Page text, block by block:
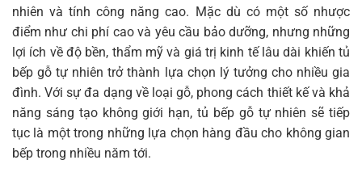
nhiên và tính công năng cao. Mặc dù có một số nhược
điểm như chi phí cao và yêu cầu bảo dưỡng, nhưng những
lợi ích về độ bền, thẩm mỹ và giá trị kinh tế lâu dài khiến tủ
bếp gỗ tự nhiên trở thành lựa chọn lý tưởng cho nhiều gia
đình. Với sự đa dạng về loại gỗ, phong cách thiết kế và khả
năng sáng tạo không giới hạn, tủ bếp gỗ tự nhiên sẽ tiếp
tục là một trong những lựa chọn hàng đầu cho không gian
bếp trong nhiều năm tới.